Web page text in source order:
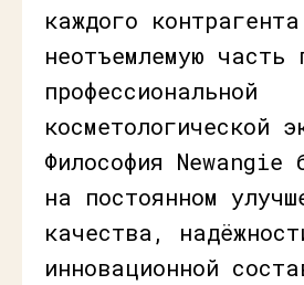
каждого
неотъемлемую часть
профессиональной
косметологической
Философия Newangie
на постоянном
качества,
инновационной